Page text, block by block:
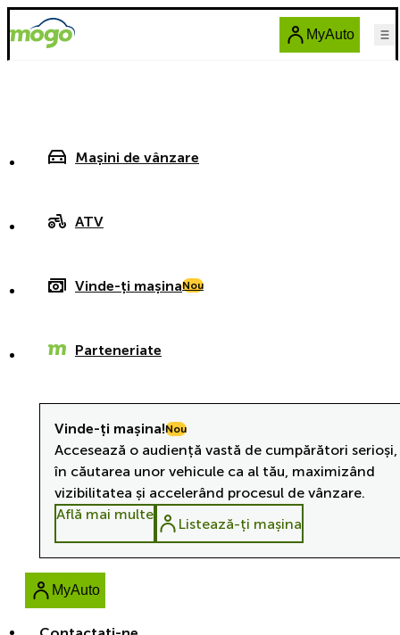
MyAuto
Mașini de vânzare
ATV
Vinde-ți mașinaNou
Parteneriate
Vinde-ți mașina!Nou
Accesează o audiență vastă de cumpărători
în căutarea unor vehicule ca al tău, maximizând
vizibilitatea și accelerând procesul de vânzare.
Află mai multe
Listează-ți mașina
MyAuto